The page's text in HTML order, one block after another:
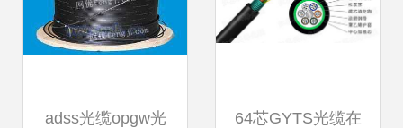
adss光缆opgw光 64芯GYTS光缆在